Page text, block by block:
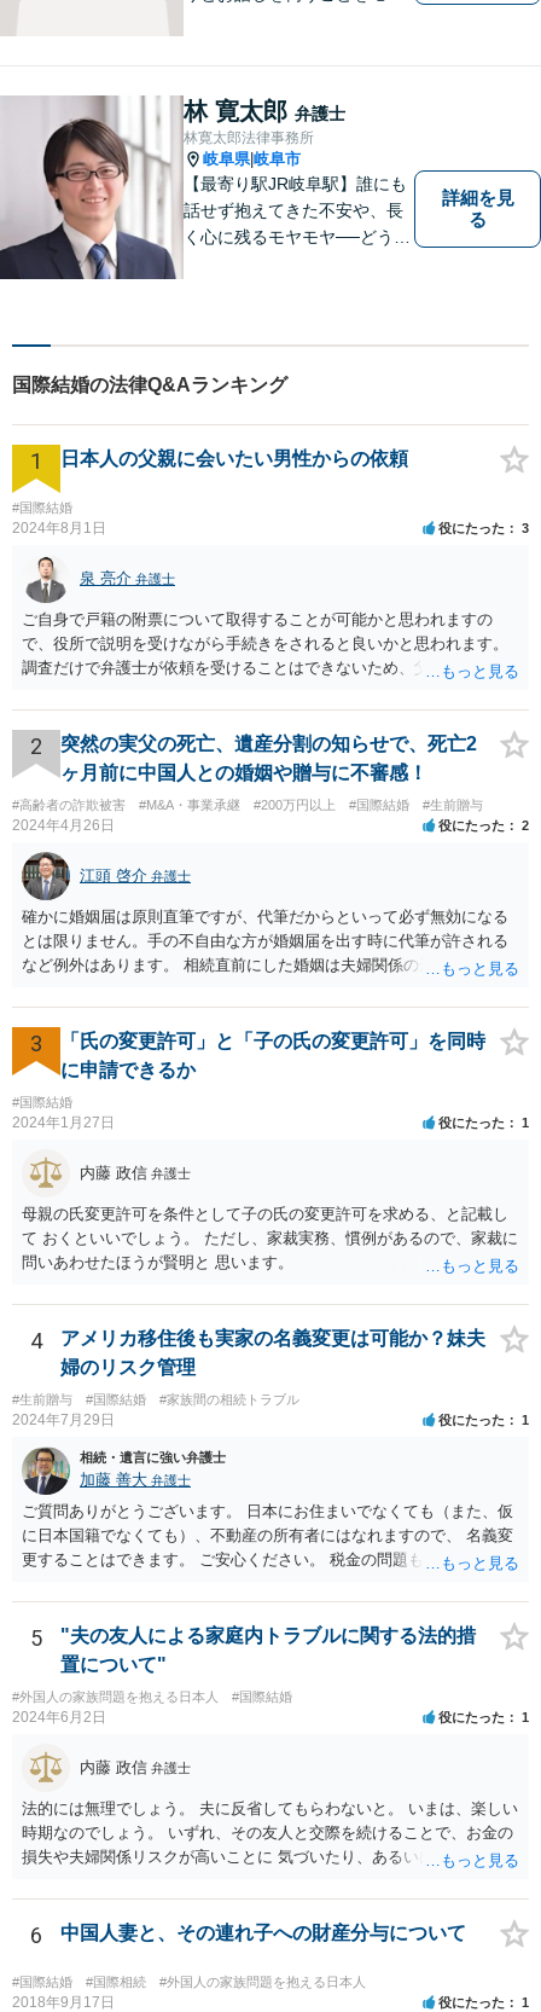
林 寛太郎 弁護士
林寛太郎法律事務所
岐阜県|岐阜市
【最寄り駅JR岐阜駅】誰にも
話せず抱えてきた不安や、長
く心に残るモヤモヤ──どうぞ
一緒に見つけていきます。
密着型の法律事務所】
詳細を見
る
国際結婚の法律Q&Aランキング
1 日本人の父親に会いたい男性からの依頼
#国際結婚
2024年8月1日 役にたった 3
泉 亮介 弁護士
ご自身で戸籍の附票について取得することが可能かと思われますの
で、役所で説明を受けながら手続きをされると良いかと思われます。
調査だけで弁護士が依頼を受けることはできないため、父親に対して
ょう。
2
突然の実父の死亡、遺産分割の知らせで、死亡2
ヶ月前に中国人との婚姻や贈与に不審感！
#高齢者の詐欺被害 #M&A・事業承継 #200万円以上 #国際結婚 #生前贈与
2024年4月26日 役にたった 2
江頭 啓介 弁護士
確かに婚姻届は原則直筆ですが、代筆だからといって必ず無効になる
とは限りません。手の不自由な方が婚姻届を出す時に代筆が許される
など例外はあります。 相続直前にした婚姻は夫婦関係の形成を目的と
わかりません、分かりやすく解説していただけませんでしょうか？ →
婚姻が成立するには二つの要素が必要と言われております。一つは届
出ですが、もう一つは双方の婚姻意思です。 婚姻意思は、夫婦として
相互に助け合いながら生活していく意思というとイメージしやすいか
と思います。 ここで、相続目的での婚姻をみてみます。これは夫婦と
して生活していくというよりは、一方が死亡した際に生じる相続のた
めに配偶者という立場を得ることが主な目的となります。 したがっ
て、形式的に届出がなされたとしても、双方は夫婦生活を営む意思が
ないので、婚姻意思はありません。 よって、婚姻は婚姻意思の欠如に
より、無効となります。
3
「氏の変更許可」と「子の氏の変更許可」を同時
に申請できるか
#国際結婚
2024年1月27日 役にたった 1
内藤 政信 弁護士
母親の氏変更許可を条件として子の氏の変更許可を求める、と記載し
て おくといいでしょう。 ただし、家裁実務、慣例があるので、家裁に
問いあわせたほうが賢明と 思います。
4
アメリカ移住後も実家の名義変更は可能か？妹夫
婦のリスク管理
#生前贈与 #国際結婚 #家族間の相続トラブル
2024年7月29日 役にたった 1
相続・遺言に強い弁護士
加藤 善大 弁護士
ご質問ありがとうございます。 日本にお住まいでなくても（また、仮
に日本国籍でなくても）、不動産の所有者にはなれますので、 名義変
更することはできます。 ご安心ください。 税金の問題もありますの
でしょうか。）と一緒に、 お近くの弁護士に直接相談して、アドバイ
ス等を求めることをお勧めします。 ご参考にしていただければ幸いで
5
"夫の友人による家庭内トラブルに関する法的措
置について"
#外国人の家族問題を抱える日本人 #国際結婚
2024年6月2日 役にたった 1
内藤 政信 弁護士
法的には無理でしょう。 夫に反省してもらわないと。 いまは、楽しい
時期なのでしょう。 いずれ、その友人と交際を続けることで、お金の
損失や夫婦関係リスクが高いことに 気づいたり、あるいは、飽きると
6 中国人妻と、その連れ子への財産分与について
#国際結婚 #国際相続 #外国人の家族問題を抱える日本人
2018年9月17日 役にたった 1